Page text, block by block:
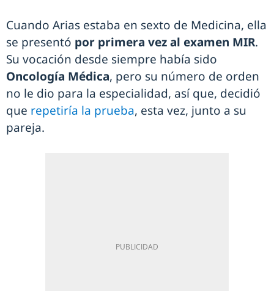
Cuando Arias estaba en sexto de Medicina, ella
se presentó por primera vez al examen MIR.
Su vocación desde siempre había sido
Oncología Médica, pero su número de orden
no le dio para la especialidad, así que, decidió
que repetiría la prueba, esta vez, junto a su
pareja.